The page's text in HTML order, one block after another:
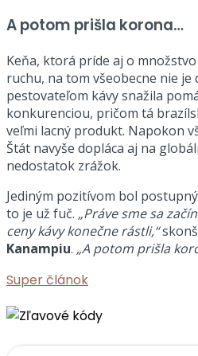
A potom prišla korona…
Keňa, ktorá príde aj o
ruchu, na tom všeobecne nie je
pestovateľom kávy snažila
konkurenciou, pričom tá
veľmi lacný produkt. Napokon
Štát navyše dopláca aj na
nedostatok zrážok.
Jediným pozitívom bol
to je už fuč. „Práve sme sa
ceny kávy konečne rástli,“
Kanampiu. „A potom prišla
Super článok